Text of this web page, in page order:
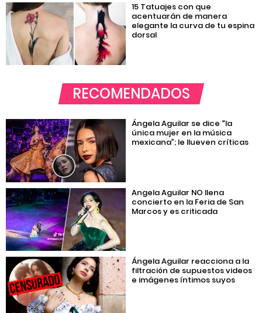
15 Tatuajes con que
acentuarán de manera
elegante la curva de tu espina
dorsal
RECOMENDADOS
Ángela Aguilar se dice “la
única mujer en la música
mexicana”; le llueven críticas
Angela Aguilar NO llena
concierto en la Feria de San
Marcos y es criticada
Ángela Aguilar reacciona a la
filtración de supuestos videos
e imágenes íntimos suyos